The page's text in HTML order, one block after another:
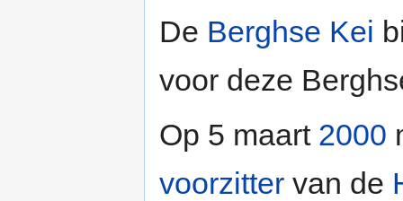
De Berghse Kei
voor deze
Op 5 maart 2000
voorzitter van de